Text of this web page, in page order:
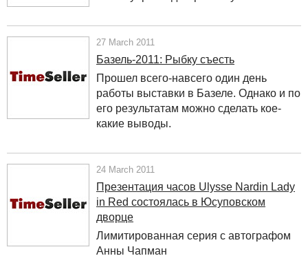
27 March 2011
Базель-2011: Рыбку съесть
Прошел всего-навсего один день
работы выставки в Базеле. Однако и по
его результатам можно сделать кое-
какие выводы.
24 March 2011
Презентация часов Ulysse Nardin Lady
in Red состоялась в Юсуповском
дворце
Лимитированная серия с автографом
Анны Чапман